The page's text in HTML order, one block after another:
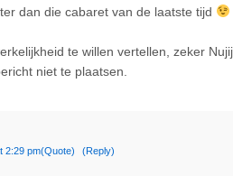
dan die cabaret van de laatste tijd
te willen vertellen, zeker
niet te plaatsen.
2:29 pm(Quote) (Reply)